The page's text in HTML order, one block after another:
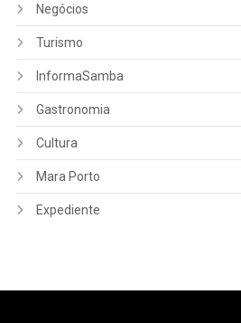
Negócios
Turismo
InformaSamba
Gastronomia
Cultura
Mara Porto
Expediente